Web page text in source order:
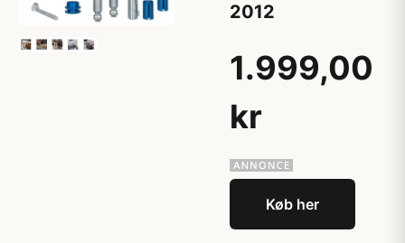
2012
1.999,00
kr
Køb her